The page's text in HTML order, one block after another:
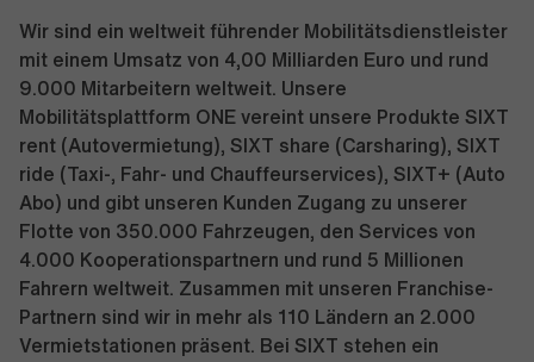
Wir sind ein weltweit führender Mobilitätsdienstleister
mit einem Umsatz von 4,00 Milliarden Euro und rund
9.000 Mitarbeitern weltweit. Unsere
Mobilitätsplattform ONE vereint unsere Produkte SIXT
rent (Autovermietung), SIXT share (Carsharing), SIXT
ride (Taxi-, Fahr- und Chauffeurservices), SIXT+ (Auto
Abo) und gibt unseren Kunden Zugang zu unserer
Flotte von 350.000 Fahrzeugen, den Services von
4.000 Kooperationspartnern und rund 5 Millionen
Fahrern weltweit. Zusammen mit unseren Franchise-
Partnern sind wir in mehr als 110 Ländern an 2.000
Vermietstationen präsent. Bei SIXT stehen ein